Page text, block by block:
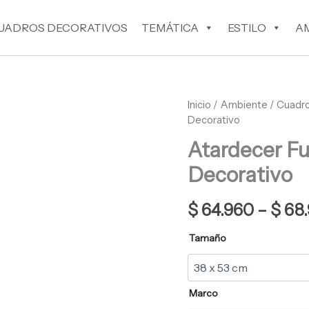
DECORATIVOS TEMÁTICA ESTILO
Inicio / Ambiente /
Decorativo
Atardecer
Decorativo
$ 64.960 – $
Tamaño
Marco
Atardecer
Futbolístico
Decorativo
cantidad